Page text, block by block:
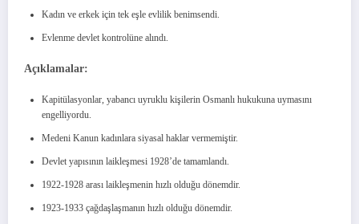
Kadın ve erkek için tek eşle evlilik benimsendi.
Evlenme devlet kontrolüne alındı.
Açıklamalar:
Kapitülasyonlar, yabancı uyruklu kişilerin Osmanlı hukukuna uymasını
engelliyordu.
Medeni Kanun kadınlara siyasal haklar vermemiştir.
Devlet yapısının laikleşmesi 1928’de tamamlandı.
1922-1928 arası laikleşmenin hızlı olduğu dönemdir.
1923-1933 çağdaşlaşmanın hızlı olduğu dönemdir.